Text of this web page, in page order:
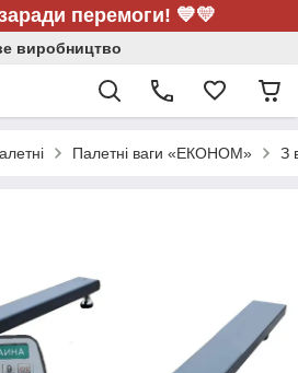
перемоги! 💙💛
виробництво
Палетні ваги «ЕКОНОМ» З